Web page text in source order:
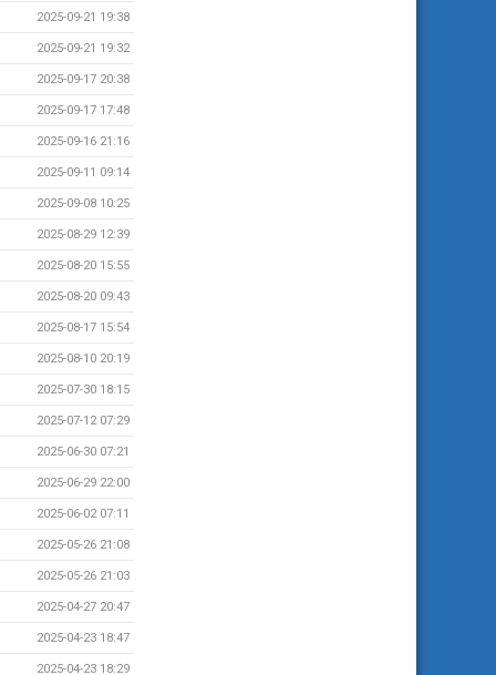
2025-09-21 19:38
2025-09-21 19:32
2025-09-17 20:38
2025-09-17 17:48
2025-09-16 21:16
2025-09-11 09:14
2025-09-08 10:25
2025-08-29 12:39
2025-08-20 15:55
2025-08-20 09:43
2025-08-17 15:54
2025-08-10 20:19
2025-07-30 18:15
2025-07-12 07:29
2025-06-30 07:21
2025-06-29 22:00
2025-06-02 07:11
2025-05-26 21:08
2025-05-26 21:03
2025-04-27 20:47
2025-04-23 18:47
2025-04-23 18:29